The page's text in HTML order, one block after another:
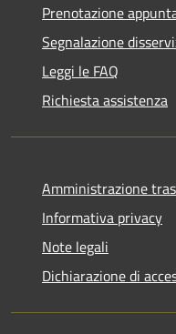
Prenotazione
Segnalazione
Leggi le FAQ
Richiesta assistenza
Amministrazione
Informativa privacy
Note legali
Dichiarazione di